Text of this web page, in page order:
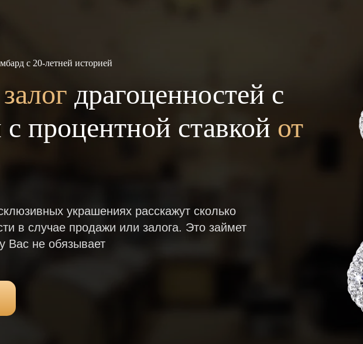
с 20-летней историей
драгоценностей с
процентной ставкой от
украшениях расскажут сколько
в случае продажи или залога. Это займет
Вас не обязывает